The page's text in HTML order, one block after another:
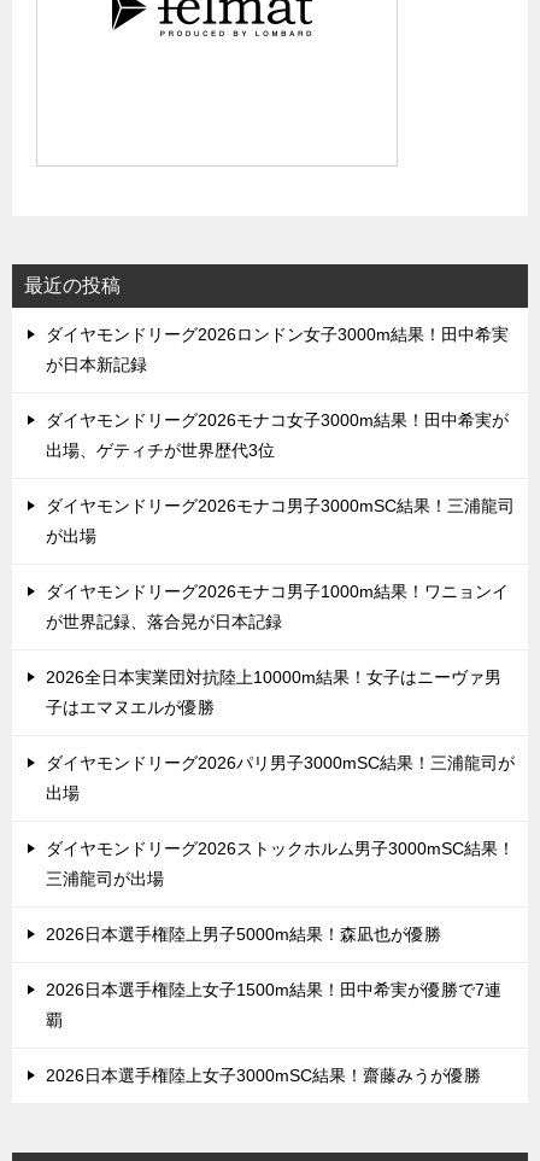
最近の投稿
ダイヤモンドリーグ2026ロンドン女子3000m結果！田中希実
が日本新記録
ダイヤモンドリーグ2026モナコ女子3000m結果！田中希実が
出場、ゲティチが世界歴代3位
ダイヤモンドリーグ2026モナコ男子3000mSC結果！三浦龍司
が出場
ダイヤモンドリーグ2026モナコ男子1000m結果！ワニョンイ
が世界記録、落合晃が日本記録
2026全日本実業団対抗陸上10000m結果！女子はニーヴァ男
子はエマヌエルが優勝
ダイヤモンドリーグ2026パリ男子3000mSC結果！三浦龍司が
出場
ダイヤモンドリーグ2026ストックホルム男子3000mSC結果！
三浦龍司が出場
2026日本選手権陸上男子5000m結果！森凪也が優勝
2026日本選手権陸上女子1500m結果！田中希実が優勝で7連
覇
2026日本選手権陸上女子3000mSC結果！齋藤みうが優勝